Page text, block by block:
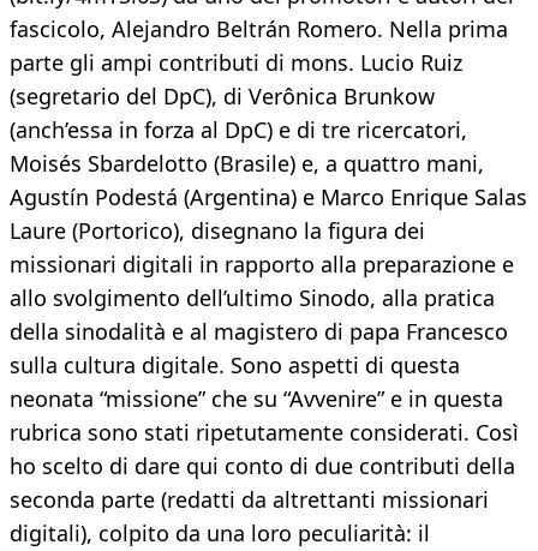
fascicolo, Alejandro Beltrán Romero. Nella prima
parte gli ampi contributi di mons. Lucio Ruiz
(segretario del DpC), di Verônica Brunkow
(anch’essa in forza al DpC) e di tre ricercatori,
Moisés Sbardelotto (Brasile) e, a quattro mani,
Agustín Podestá (Argentina) e Marco Enrique Salas
Laure (Portorico), disegnano la figura dei
missionari digitali in rapporto alla preparazione e
allo svolgimento dell’ultimo Sinodo, alla pratica
della sinodalità e al magistero di papa Francesco
sulla cultura digitale. Sono aspetti di questa
neonata “missione” che su “Avvenire” e in questa
rubrica sono stati ripetutamente considerati. Così
ho scelto di dare qui conto di due contributi della
seconda parte (redatti da altrettanti missionari
digitali), colpito da una loro peculiarità: il